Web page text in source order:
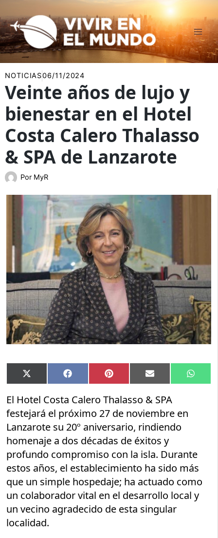
al
contenido
NOTICIAS06/11/2024
Veinte años de lujo y
bienestar en el Hotel
Costa Calero Thalasso
& SPA de Lanzarote
Por MyR
Compartir
en
X
(Twitter)
Compartir
en
Facebook Compartir
en
Pinterest Compartir
en
Email
en
El Hotel Costa Calero Thalasso & SPA
festejará el próximo 27 de noviembre en
Lanzarote su 20º aniversario, rindiendo
homenaje a dos décadas de éxitos y
profundo compromiso con la isla. Durante
estos años, el establecimiento ha sido más
que un simple hospedaje; ha actuado como
un colaborador vital en el desarrollo local y
un vecino agradecido de esta singular
localidad.